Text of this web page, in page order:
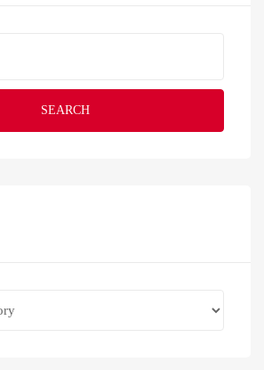
SEARCH